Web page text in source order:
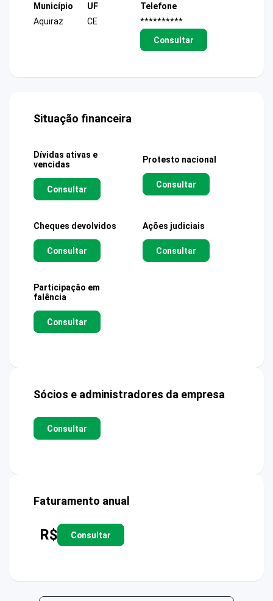
Município
Aquiraz
UF
CE
Telefone
**********
Consultar
Situação financeira
Dívidas ativas e
vencidas
Consultar
Protesto nacional
Consultar
Cheques devolvidos
Consultar
Ações judiciais
Consultar
Participação em
falência
Consultar
Sócios e administradores da empresa
Consultar
Faturamento anual
R$ Consultar